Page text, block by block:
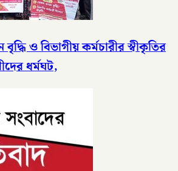
ও বিভাগীয় কর্মচারীর স্বীকৃতির
ধর্মঘট,